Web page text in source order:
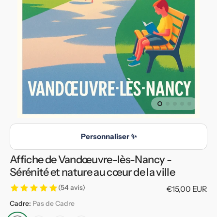
multimédia
en
vedette
dans
vue
galerie
Personnaliser ✨
Affiche de Vandœuvre-lès-Nancy -
Sérénité et nature au cœur de la ville
(54 avis)
Prix
€15,00 EUR
Cadre: Pas de Cadre